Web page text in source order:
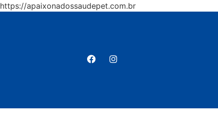
https://apaixonadossaudepet.com.br